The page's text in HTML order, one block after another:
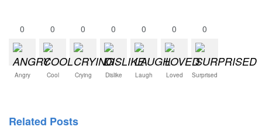
0
Angry
0
Cool
0
Crying
0
Dislike
0
Laugh
0
Loved
0
Surprised
Related Posts